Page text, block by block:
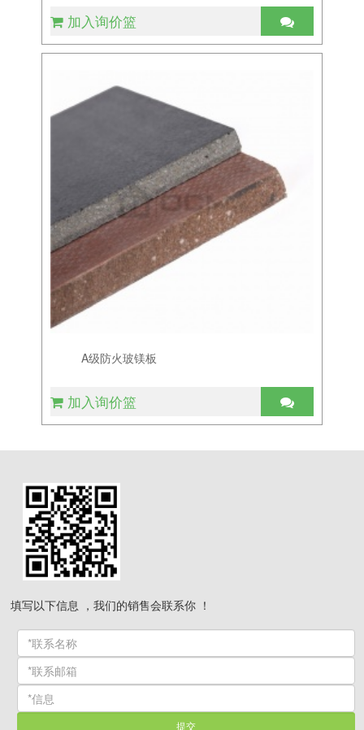
加入询价篮
A级防火玻镁板
加入询价篮
填写以下信息 ，我们的销售会联系你 ！
提交